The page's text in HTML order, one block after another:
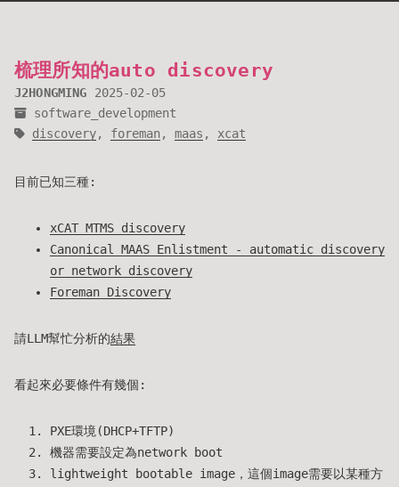
梳理所知的auto discovery
J2HONGMING
2025-02-05
software_development
discovery, foreman, maas , xcat
目前已知三種:
xCAT MTMS discovery
Canonical MAAS Enlistment - automatic discovery
or network discovery
Foreman Discovery
請LLM幫忙分析的結果
看起來必要條件有幾個:
PXE環境(DHCP+TFTP)
機器需要設定為network boot
lightweight bootable image，這個image需要以某種方